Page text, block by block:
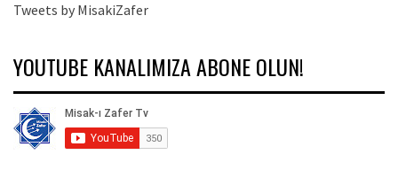
Tweets by MisakiZafer
YOUTUBE KANALIMIZA ABONE OLUN!